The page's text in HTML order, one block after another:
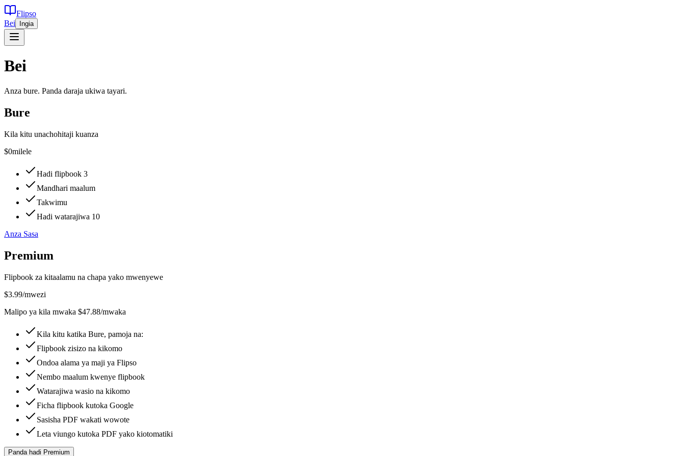
Flipso
Bei
Ingia
Bei
Anza bure. Panda daraja ukiwa tayari.
Bure
Kila kitu unachohitaji kuanza
$0milele
Hadi flipbook 3
Mandhari maalum
Takwimu
Hadi watarajiwa 10
Anza Sasa
Premium
Flipbook za kitaalamu na chapa yako mwenyewe
$3.99/mwezi
Malipo ya kila mwaka $47.88/mwaka
Kila kitu katika Bure, pamoja na:
Flipbook zisizo na kikomo
Ondoa alama ya maji ya Flipso
Nembo maalum kwenye flipbook
Watarajiwa wasio na kikomo
Ficha flipbook kutoka Google
Sasisha PDF wakati wowote
Leta viungo kutoka PDF yako kiotomatiki
Panda hadi Premium